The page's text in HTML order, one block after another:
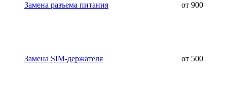
Замена разъема питания от 900
Замена SIM-держателя от 500